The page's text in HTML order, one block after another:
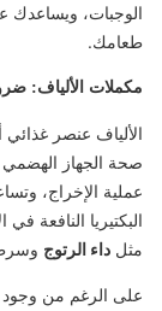
الوجبات، ويساعدك
طعامك.
مكملات الألياف:
الألياف عنصر
صحة الجهاز
عملية الإخراج،
البكتيريا النافعة
مثل داء الرتوج
على الرغم من وجود